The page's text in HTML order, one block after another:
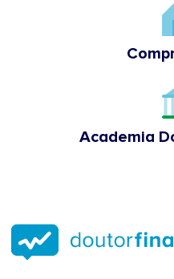
Academia